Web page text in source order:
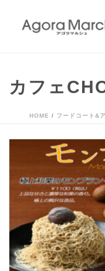
カフェ
HOME / フードコート&